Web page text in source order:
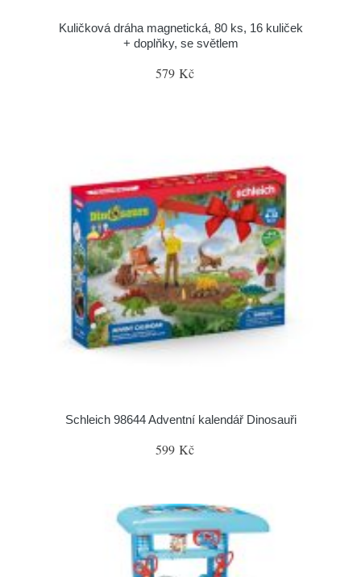
Kuličková dráha magnetická, 80 ks, 16 kuliček
+ doplňky, se světlem
579 Kč
Schleich 98644 Adventní kalendář Dinosauři
599 Kč